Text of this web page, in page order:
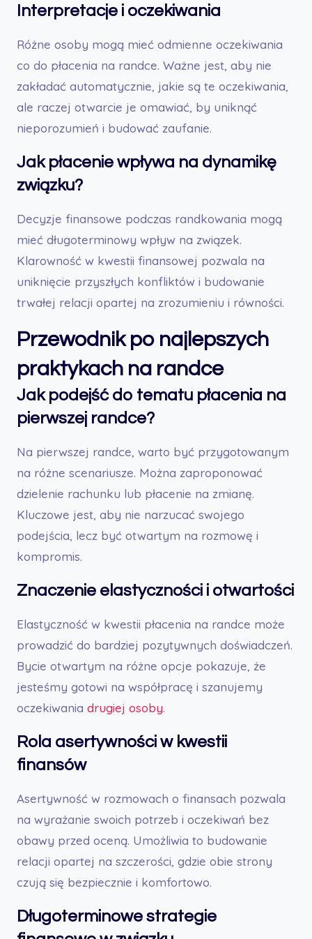
Interpretacje i oczekiwania
Różne osoby mogą mieć odmienne oczekiwania
co do płacenia na randce. Ważne jest, aby nie
zakładać automatycznie, jakie są te oczekiwania,
ale raczej otwarcie je omawiać, by uniknąć
nieporozumień i budować zaufanie.
Jak płacenie wpływa na dynamikę
związku?
Decyzje finansowe podczas randkowania mogą
mieć długoterminowy wpływ na związek.
Klarowność w kwestii finansowej pozwala na
uniknięcie przyszłych konfliktów i budowanie
trwałej relacji opartej na zrozumieniu i równości.
Przewodnik po najlepszych
praktykach na randce
Jak podejść do tematu płacenia na
pierwszej randce?
Na pierwszej randce, warto być przygotowanym
na różne scenariusze. Można zaproponować
dzielenie rachunku lub płacenie na zmianę.
Kluczowe jest, aby nie narzucać swojego
podejścia, lecz być otwartym na rozmowę i
kompromis.
Znaczenie elastyczności i otwartości
Elastyczność w kwestii płacenia na randce może
prowadzić do bardziej pozytywnych doświadczeń.
Bycie otwartym na różne opcje pokazuje, że
jesteśmy gotowi na współpracę i szanujemy
oczekiwania drugiej osoby.
Rola asertywności w kwestii
finansów
Asertywność w rozmowach o finansach pozwala
na wyrażanie swoich potrzeb i oczekiwań bez
obawy przed oceną. Umożliwia to budowanie
relacji opartej na szczerości, gdzie obie strony
czują się bezpiecznie i komfortowo.
Długoterminowe strategie